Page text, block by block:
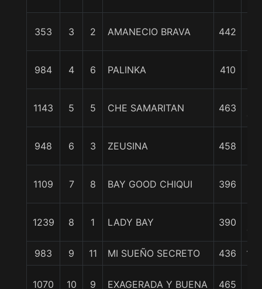
353 3 2 AMANECIO BRAVA 442
984 4 6 PALINKA 410
1143 5 5 CHE SAMARITAN 463
948 6 3 ZEUSINA 458
1109 7 8 BAY GOOD CHIQUI 396
1239 8 1 LADY BAY 390
983 9 11 MI SUEÑO SECRETO 436 11
1070 10 9 EXAGERADA Y BUENA 465